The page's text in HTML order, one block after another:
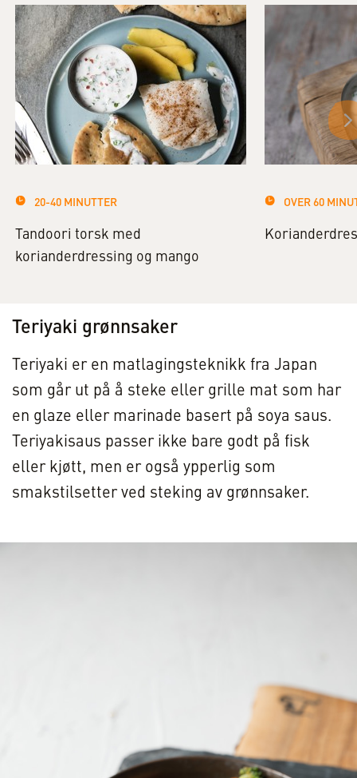
20-40 MINUTTER
Tandoori torsk med
korianderdressing og mango
OVER 60
Teriyaki grønnsaker
Teriyaki er en matlagingsteknikk fra Japan
som går ut på å steke eller grille mat som har
en glaze eller marinade basert på soya saus.
Teriyakisaus passer ikke bare godt på fisk
eller kjøtt, men er også ypperlig som
smakstilsetter ved steking av grønnsaker.